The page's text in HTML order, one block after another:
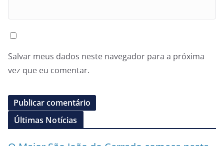
Salvar meus dados neste navegador para a próxima
vez que eu comentar.
Últimas Notícias